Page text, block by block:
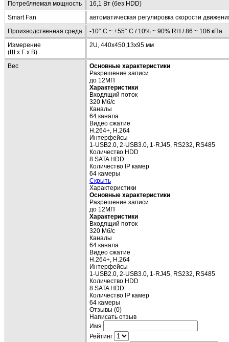
Потребляемая мощность
16,1 Вт (без HDD)
Smart Fan
автоматическая регулировка скорости
Производственная среда
-10° C ~ +55° C / 10% ~ 90% RH / 86 ~ 106 кПа
Измерение
(Ш x Г x В)
2U, 440x450,13x95 мм
Вес
Основные характеристики
Разрешение записи
до 12МП
Характеристики
Входящий поток
320 Мб/с
Каналы
64 канала
Видео сжатие
H.264+, H.264
Интерфейсы
1-USB2.0, 2-USB3.0, 1-RJ45, RS232, RS485
Количество HDD
8 SATA HDD
Количество IP камер
64 камеры
Скрыть
Характеристики
Основные характеристики
Разрешение записи
до 12МП
Характеристики
Входящий поток
320 Мб/с
Каналы
64 канала
Видео сжатие
H.264+, H.264
Интерфейсы
1-USB2.0, 2-USB3.0, 1-RJ45, RS232, RS485
Количество HDD
8 SATA HDD
Количество IP камер
64 камеры
Отзывы (0)
Написать отзыв
Имя
Рейтинг